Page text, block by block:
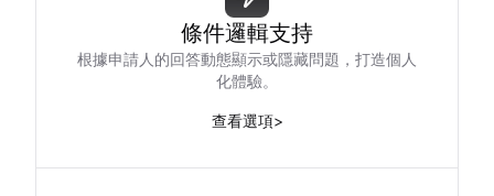
條件邏輯支持
根據申請人的回答動態顯示或隱藏問題，打造個人
化體驗。
查看選項>